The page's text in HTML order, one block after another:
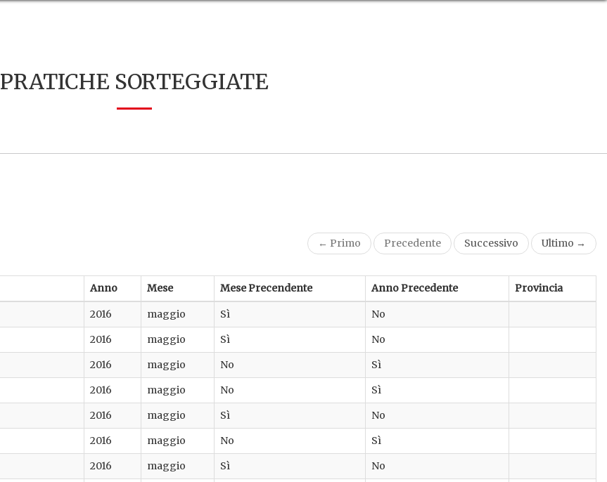
PRATICHE SORTEGGIATE
← Primo Precedente Successivo Ultimo →
Anno Mese Mese Precendente Anno Precedente Provincia
2016 maggio Sì
No
2016 maggio Sì
No
2016 maggio No
Sì
2016 maggio No
Sì
2016 maggio Sì
No
2016 maggio No
Sì
2016 maggio Sì
No